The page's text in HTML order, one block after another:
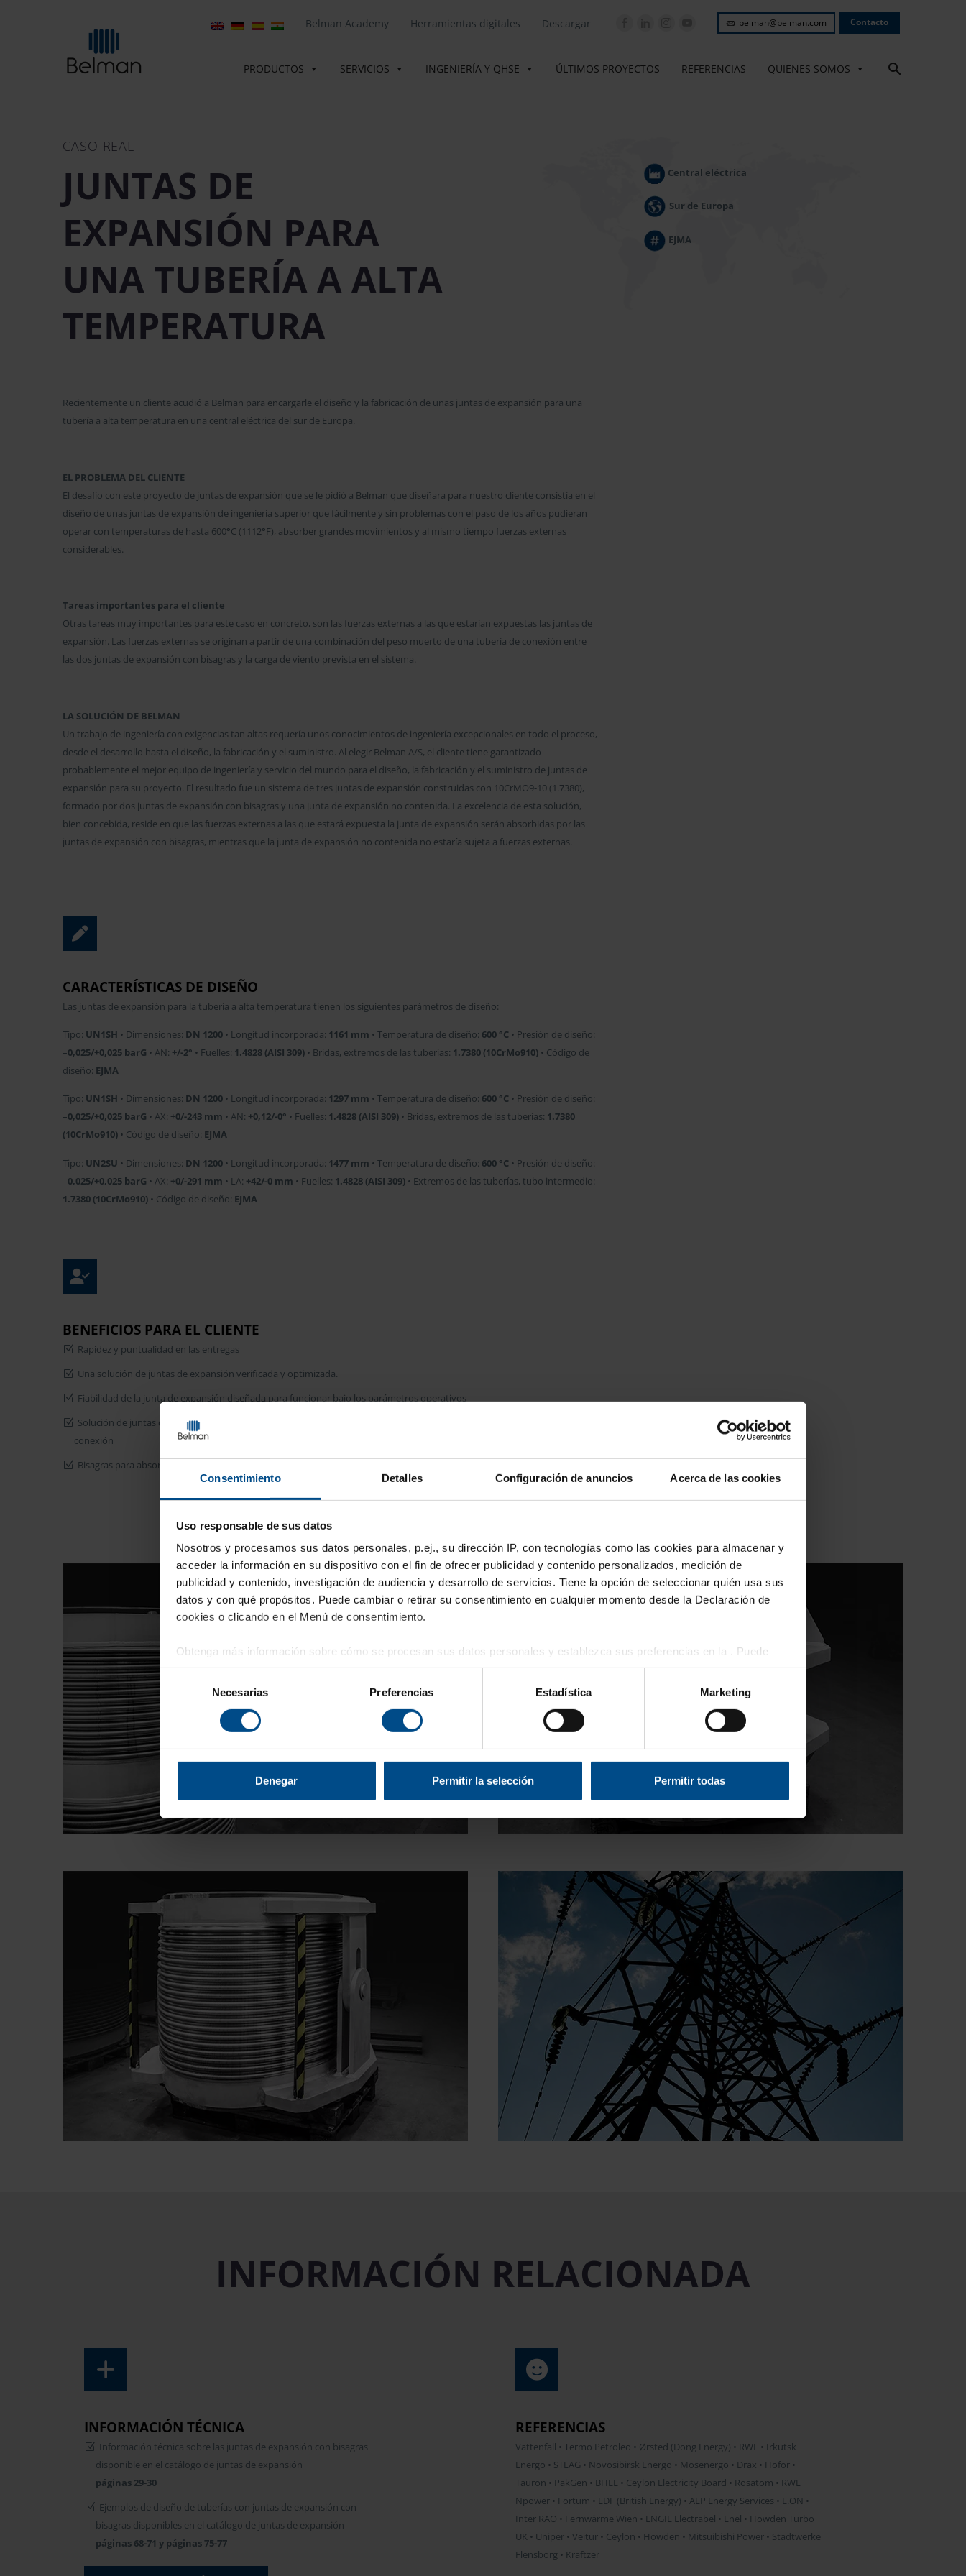
Consentimiento Detalles Configuración de anuncios Acerca de las cookies
Uso responsable de sus datos
Nosotros y procesamos sus datos personales, p.ej., su dirección IP, con tecnologías como las cookies para almacenar y
acceder la información en su dispositivo con el fin de ofrecer publicidad y contenido personalizados, medición de
publicidad y contenido, investigación de audiencia y desarrollo de servicios. Tiene la opción de seleccionar quién usa sus
datos y con qué propósitos. Puede cambiar o retirar su consentimiento en cualquier momento desde la Declaración de
cookies o clicando en el Menú de consentimiento.
Obtenga más información sobre cómo se procesan sus datos personales y establezca sus preferencias en la
. Puede
cambiar o retirar su consentimiento en cualquier momento en la Declaración de cookies.
y analizar el tráfico. Además, compartimos información sobre el uso que haga del sitio web con nuestros partners de
Selección
de
consentimiento
Necesarias Preferencias Estadística Marketing
Denegar Permitir la selección Permitir todas
Belman Academy Herramientas digitales Descargar belman@belman.com Contacto
PRODUCTOS SERVICIOS INGENIERÍA Y QHSE ÚLTIMOS PROYECTOS REFERENCIAS QUIENES SOMOS
CASO REAL
JUNTAS DE
EXPANSIÓN PARA
UNA TUBERÍA A ALTA
TEMPERATURA
Central eléctrica
Sur de Europa
EJMA
Recientemente un cliente acudió a Belman para encargarle el diseño y la fabricación de unas juntas de expansión para una
tubería a alta temperatura en una central eléctrica del sur de Europa.
EL PROBLEMA DEL CLIENTE
El desafío con este proyecto de juntas de expansión que se le pidió a Belman que diseñara para nuestro cliente consistía en el
diseño de unas juntas de expansión de ingeniería superior que fácilmente y sin problemas con el paso de los años pudieran
operar con temperaturas de hasta 600°C (1112°F), absorber grandes movimientos y al mismo tiempo fuerzas externas
considerables.
Tareas importantes para el cliente
Otras tareas muy importantes para este caso en concreto, son las fuerzas externas a las que estarían expuestas las juntas de
expansión. Las fuerzas externas se originan a partir de una combinación del peso muerto de una tubería de conexión entre
las dos juntas de expansión con bisagras y la carga de viento prevista en el sistema.
LA SOLUCIÓN DE BELMAN
Un trabajo de ingeniería con exigencias tan altas requería unos conocimientos de ingeniería excepcionales en todo el proceso,
desde el desarrollo hasta el diseño, la fabricación y el suministro. Al elegir Belman A/S, el cliente tiene garantizado
probablemente el mejor equipo de ingeniería y servicio del mundo para el diseño, la fabricación y el suministro de juntas de
expansión para su proyecto. El resultado fue un sistema de tres juntas de expansión construidas con 10CrMO9-10 (1.7380),
formado por dos juntas de expansión con bisagras y una junta de expansión no contenida. La excelencia de esta solución,
bien concebida, reside en que las fuerzas externas a las que estará expuesta la junta de expansión serán absorbidas por las
juntas de expansión con bisagras, mientras que la junta de expansión no contenida no estaría sujeta a fuerzas externas.
CARACTERÍSTICAS DE DISEÑO
Las juntas de expansión para la tubería a alta temperatura tienen los siguientes parámetros de diseño:
Tipo: UN1SH • Dimensiones: DN 1200 • Longitud incorporada: 1161 mm • Temperatura de diseño: 600 °C • Presión de diseño:
–0,025/+0,025 barG • AN: +/-2° • Fuelles: 1.4828 (AISI 309) • Bridas, extremos de las tuberías: 1.7380 (10CrMo910) • Código de
diseño: EJMA
Tipo: UN1SH • Dimensiones: DN 1200 • Longitud incorporada: 1297 mm • Temperatura de diseño: 600 °C • Presión de diseño:
–0,025/+0,025 barG • AX: +0/-243 mm • AN: +0,12/-0° • Fuelles: 1.4828 (AISI 309) • Bridas, extremos de las tuberías: 1.7380
(10CrMo910) • Código de diseño: EJMA
Tipo: UN2SU • Dimensiones: DN 1200 • Longitud incorporada: 1477 mm • Temperatura de diseño: 600 °C • Presión de diseño:
–0,025/+0,025 barG • AX: +0/-291 mm • LA: +42/-0 mm • Fuelles: 1.4828 (AISI 309) • Extremos de las tuberías, tubo intermedio:
1.7380 (10CrMo910) • Código de diseño: EJMA
BENEFICIOS PARA EL CLIENTE
Rapidez y puntualidad en las entregas
Una solución de juntas de expansión verificada y optimizada.
Fiabilidad de la junta de expansión diseñada para funcionar bajo los parámetros operativos
Solución de juntas de expansión diseñada para evitar problemas operativos debido al peso muerto de la tubería de
conexión
Bisagras para absorber las fuerzas externas a las que está expuesto el sistema de tuberías
INFORMACIÓN RELACIONADA
INFORMACIÓN TÉCNICA
Información técnica sobre las juntas de expansión con bisagras
disponible en el catálogo de juntas de expansión
páginas 29-30
Ejemplos de diseño de tuberías con juntas de expansión con
bisagras disponibles en el catálogo de juntas de expansión
páginas 68-71 y páginas 75-77
REFERENCIAS
Vattenfall • Termo Petroleo • Ørsted (Dong Energy) • RWE • Irkutsk
Energo • STEAG • Novosibirsk Energo • Mosenergo • Drax • Hofor •
Tauron • PakGen • BHEL • Ceylon Electricity Board • Rosatom • RWE
Npower • Fortum • EDF (British Energy) • AEP Energy Services • E.ON •
Inter RAO • Fernwärme Wien • ENGIE Electrabel • Enel • Howden Turbo
UK • Uniper • Veitur • Ceylon • Howden • Mitsuibishi Power • Stadtwerke
Flensborg • Kraftzer